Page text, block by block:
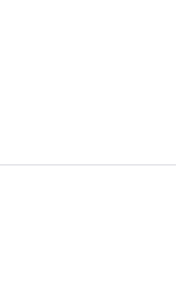
白砂、サンラウンジ